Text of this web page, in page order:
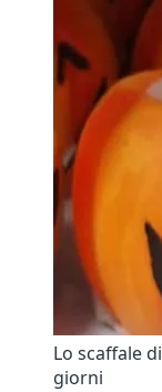
Lo scaffale
giorni